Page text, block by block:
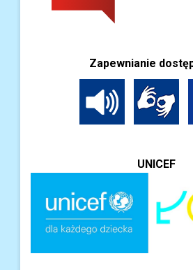
Zapewnianie
UNICEF